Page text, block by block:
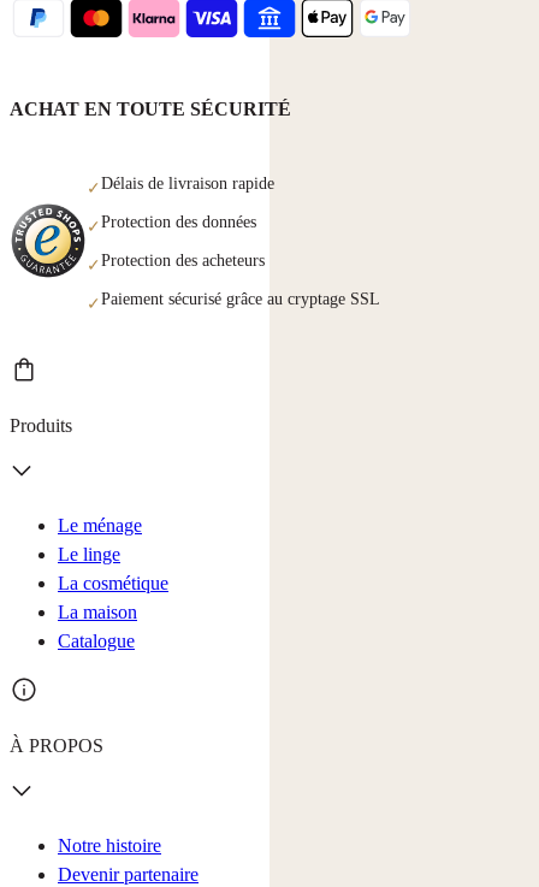
ACHAT EN TOUTE SÉCURITÉ
✓Délais de livraison rapide
✓Protection des données
✓Protection des acheteurs
✓Paiement sécurisé grâce au cryptage SSL
Produits
Le ménage
Le linge
La cosmétique
La maison
Catalogue
À PROPOS
Notre histoire
Devenir partenaire